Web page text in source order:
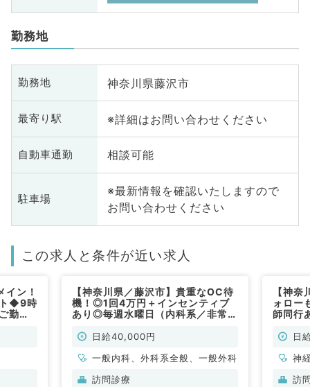
勤務地
勤務地 神奈川県藤沢市
最寄り駅 ※詳細はお問い合わせください
自動車通勤 相談可能
駐車場
※最新情報を確認いたしますので
お問い合わせください
この求人と条件が近い求人
イン！
ト◆9時
勤務
【神奈川県／藤沢市】貴重なOC待
機！◎1回4万円＋インセンティブ
あり◎毎週水曜日（内科系／非常
日給40,000円
一般内科、外科系全般、一般外科
訪問診療
【神
ォロー
師同行
日
神
科
訪